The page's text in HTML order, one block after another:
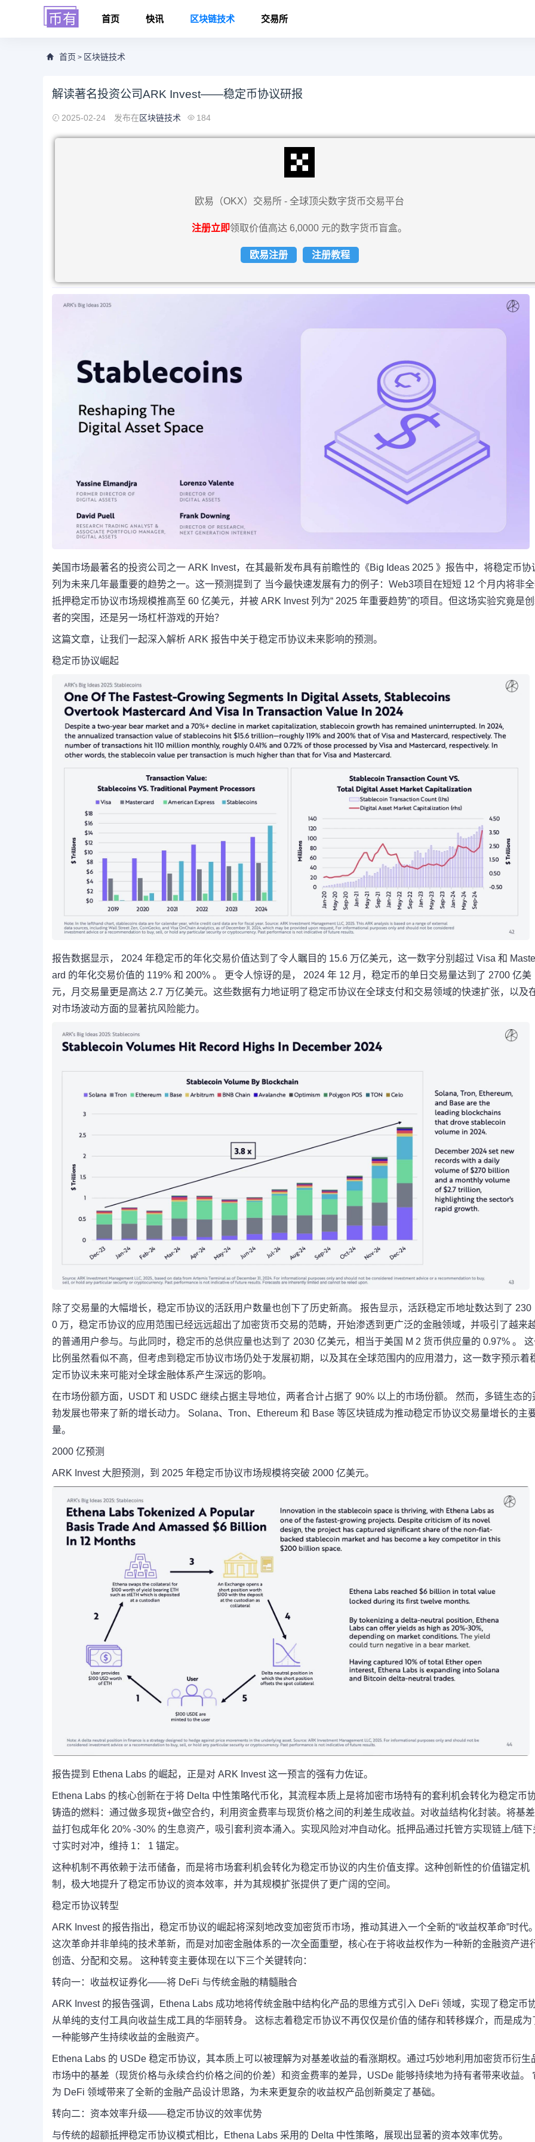
首页 快讯 区块链技术 交易所
首页 > 区块链技术
解读著名投资公司ARK Invest——稳定币协议研报
2025-02-24 发布在区块链技术 184
欧易（OKX）交易所 - 全球顶尖数字货币交易平台
注册立即领取价值高达 6,0000 元的数字货币盲盒。
欧易注册 注册教程
美国市场最著名的投资公司之一 ARK Invest，在其最新发布具有前瞻性的《Big Ideas 2025 》报告中，将稳定币协
列为未来几年最重要的趋势之一。这一预测提到了 当今最快速发展有力的例子：Web3项目在短短 12 个月内将非
抵押稳定币协议市场规模推高至 60 亿美元，并被 ARK Invest 列为“ 2025 年重要趋势”的项目。但这场实验究竟是
者的突围，还是另一场杠杆游戏的开始？
这篇文章，让我们一起深入解析 ARK 报告中关于稳定币协议未来影响的预测。
稳定币协议崛起
报告数据显示， 2024 年稳定币的年化交易价值达到了令人瞩目的 15.6 万亿美元，这一数字分别超过 Visa 和
ard 的年化交易价值的 119% 和 200% 。 更令人惊讶的是， 2024 年 12 月，稳定币的单日交易量达到了 2700 亿美
元，月交易量更是高达 2.7 万亿美元。这些数据有力地证明了稳定币协议在全球支付和交易领域的快速扩张，以及
对市场波动方面的显著抗风险能力。
除了交易量的大幅增长，稳定币协议的活跃用户数量也创下了历史新高。 报告显示，活跃稳定币地址数达到了 230
0 万，稳定币协议的应用范围已经远远超出了加密货币交易的范畴，开始渗透到更广泛的金融领域，并吸引了越来
的普通用户参与。与此同时，稳定币的总供应量也达到了 2030 亿美元，相当于美国 M 2 货币供应量的 0.97% 。
比例虽然看似不高，但考虑到稳定币协议市场仍处于发展初期，以及其在全球范围内的应用潜力，这一数字预示着
定币协议未来可能对全球金融体系产生深远的影响。
在市场份额方面，USDT 和 USDC 继续占据主导地位，两者合计占据了 90% 以上的市场份额。 然而，多链生态的
勃发展也带来了新的增长动力。 Solana、Tron、Ethereum 和 Base 等区块链成为推动稳定币协议交易量增长的主
量。
2000 亿预测
ARK Invest 大胆预测，到 2025 年稳定币协议市场规模将突破 2000 亿美元。
报告提到 Ethena Labs 的崛起，正是对 ARK Invest 这一预言的强有力佐证。
Ethena Labs 的核心创新在于将 Delta 中性策略代币化，其流程本质上是将加密市场特有的套利机会转化为稳定币
铸造的燃料：通过做多现货+做空合约，利用资金费率与现货价格之间的利差生成收益。对收益结构化封装。将基
益打包成年化 20% -30% 的生息资产，吸引套利资本涌入。实现风险对冲自动化。抵押品通过托管方实现链上/链下
寸实时对冲，维持 1： 1 锚定。
这种机制不再依赖于法币储备，而是将市场套利机会转化为稳定币协议的内生价值支撑。这种创新性的价值锚定机
制，极大地提升了稳定币协议的资本效率，并为其规模扩张提供了更广阔的空间。
稳定币协议转型
ARK Invest 的报告指出，稳定币协议的崛起将深刻地改变加密货币市场，推动其进入一个全新的“收益权革命”时代。
这次革命并非单纯的技术革新，而是对加密金融体系的一次全面重塑，核心在于将收益权作为一种新的金融资产进
创造、分配和交易。 这种转变主要体现在以下三个关键转向：
转向一：收益权证券化——将 DeFi 与传统金融的精髓融合
ARK Invest 的报告强调，Ethena Labs 成功地将传统金融中结构化产品的思维方式引入 DeFi 领域，实现了稳定币
从单纯的支付工具向收益生成工具的华丽转身。 这标志着稳定币协议不再仅仅是价值的储存和转移媒介，而是成为
一种能够产生持续收益的金融资产。
Ethena Labs 的 USDe 稳定币协议，其本质上可以被理解为对基差收益的看涨期权。通过巧妙地利用加密货币衍生
市场中的基差（现货价格与永续合约价格之间的价差）和资金费率的差异，USDe 能够持续地为持有者带来收益。
为 DeFi 领域带来了全新的金融产品设计思路，为未来更复杂的收益权产品创新奠定了基础。
转向二：资本效率升级——稳定币协议的效率优势
与传统的超额抵押稳定币协议模式相比，Ethena Labs 采用的 Delta 中性策略，展现出显著的资本效率优势。